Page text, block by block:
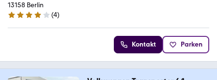
13158 Berlin
3.9 Sterne
(4)
Kontakt Parken